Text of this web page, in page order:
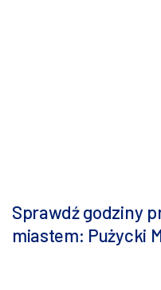
Sprawdź godziny
miastem: Pużycki